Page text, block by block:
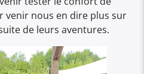
nous en dire plus sur
de leurs aventures.